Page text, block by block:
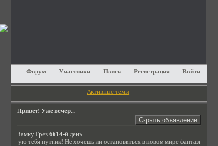
Форум Участники Поиск Регистрация Войти
Активные темы
Привет! Уже вечер...
Замку Грез6614-й день.
тебя путник! Не хочешь ли остановиться в новом мире фантазий?!